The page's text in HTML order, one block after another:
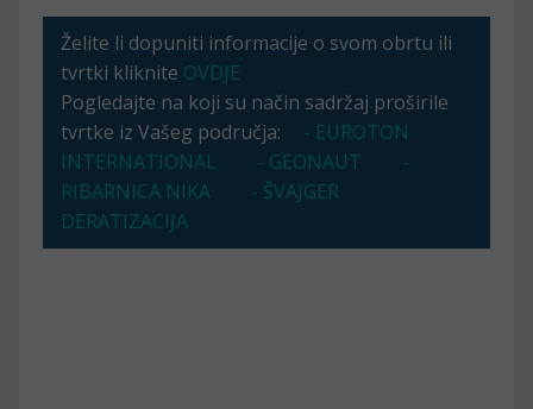
Želite li dopuniti informacije o svom obrtu ili
tvrtki kliknite OVDJE
Pogledajte na koji su način sadržaj proširile
tvrtke iz Vašeg područja:
- EUROTON
INTERNATIONAL
- GEONAUT
-
RIBARNICA NIKA
- ŠVAJGER
DERATIZACIJA